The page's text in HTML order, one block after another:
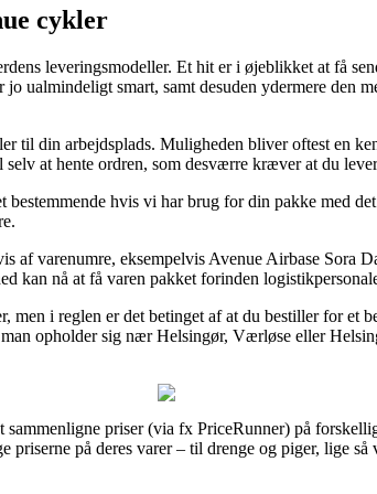
cykler
leveringsmodeller. Et hit er i øjeblikket at få
ualmindeligt smart, samt desuden ydermere den
til din arbejdsplads. Muligheden bliver oftest en
at hente ordren, som desværre kræver at du
hvis vi har brug for din pakke med
af varenumre, eksempelvis Avenue Airbase Sora
kan nå at få varen pakket forinden
men i reglen er det betinget af at du bestiller for et
opholder sig nær Helsingør, Værløse eller
priser (via fx PriceRunner) på
priserne på deres varer – til drenge og piger, lige